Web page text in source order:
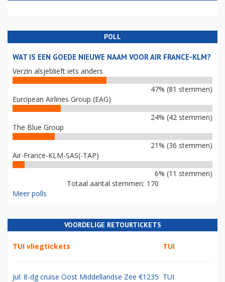
POLL
WAT IS EEN GOEDE NIEUWE NAAM VOOR AIR FRANCE-KLM?
Verzin alsjeblieft iets anders
47% (81 stemmen)
European Airlines Group (EAG)
24% (42 stemmen)
The Blue Group
21% (36 stemmen)
Air-France-KLM-SAS(-TAP)
6% (11 stemmen)
Totaal aantal stemmen: 170
Meer polls
VOORDELIGE RETOURTICKETS
TUI vliegtickets TUI
Jul: 8-dg cruise Oost Middellandse Zee €1235 TUI